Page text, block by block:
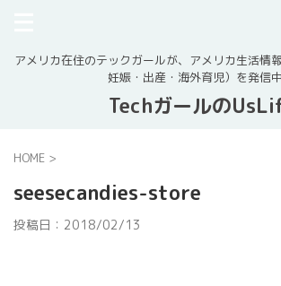
アメリカ在住のテックガールが、アメリカ生活情
妊娠・出産・海外育児）を発信中
Techガールの
HOME >
seesecandies-store
投稿日： 2018/02/13